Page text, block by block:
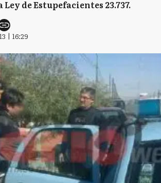
de Estupefacientes 23.737.
| 16:29